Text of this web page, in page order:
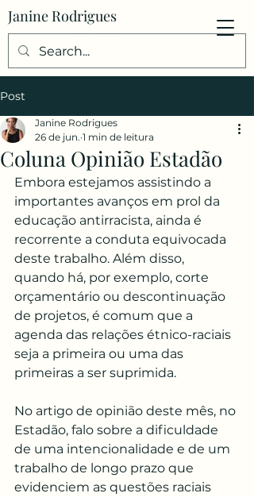
Janine Rodrigues
Post
Coluna Opinião Estadão
Janine Rodrigues
26 de jun. 1 min de leitura
Embora estejamos assistindo a
importantes avanços em prol da
educação antirracista, ainda é
recorrente a conduta equivocada
deste trabalho. Além disso,
quando há, por exemplo, corte
orçamentário ou descontinuação
de projetos, é comum que a
agenda das relações étnico-raciais
seja a primeira ou uma das
primeiras a ser suprimida.
No artigo de opinião deste mês, no
Estadão, falo sobre a dificuldade
de uma intencionalidade e de um
trabalho de longo prazo que
evidenciem as questões raciais